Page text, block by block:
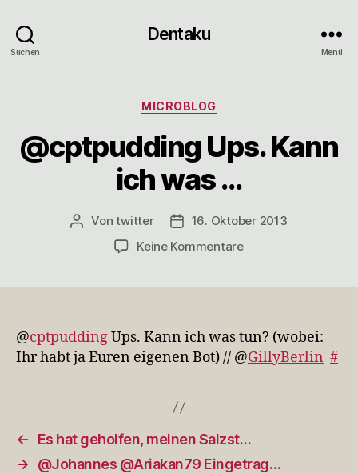
Suchen
Dentaku
Menü
Kategorien
MICROBLOG
@cptpudding Ups. Kann
ich was …
Beitragsautor
Vontwitter Veröffentlichungsdatum
16. Oktober 2013
Keine Kommentarezu
was
…
@cptpuddingUps. Kann ich was tun? (wobei:
Ihr habt ja Euren eigenen Bot) // @GillyBerlin #
←
Es hat geholfen, meinen Salzst…
→
@Johannes @Ariakan79 Eingetrag…